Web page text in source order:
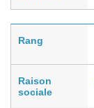
Rang
Raison
sociale